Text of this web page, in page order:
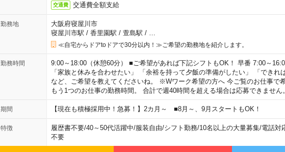
交通費 交通費全額支給
勤務地
大阪府寝屋川市
寝屋川市駅 / 香里園駅 / 萱島駅 /
≪自宅からドアtoドアで30分以内！≫ご希望の勤務地を紹介します。
勤務時間
9:00～18:00（休憩60分） ■ご希望があれば下記シフトもOK！ 早番 7:00～
「家族と休みを合わせたい」 「余裕を持って夕飯の準備がしたい」 「できれ
など、ご希望を教えてくださいね。 ※Wワーク希望の方へ 今ご覧のお仕事で
もう1つのお仕事の勤務時間。 合計で週40時間を超える場合は応募できません。
期間 【現在も積極採用中！急募！】2カ月～ ■8月～、9月スタートもOK！
特徴 履歴書不要/40～50代活躍中/服装自由/シフト勤務/10名以上の大量募集/電話対
不要